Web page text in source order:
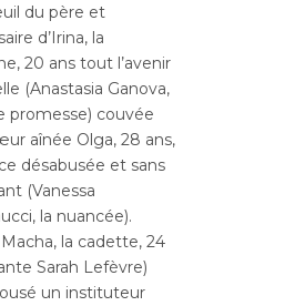
du père et
d’Irina, la
20 ans tout l’avenir
(Anastasia Ganova,
promesse) couvée
aînée Olga, 28 ans,
désabusée et sans
(Vanessa
la nuancée).
la cadette, 24
Sarah Lefèvre)
un instituteur